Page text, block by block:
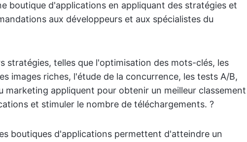
boutique d'applications en appliquant des stratégies et
aux développeurs et aux spécialistes du
stratégies, telles que l'optimisation des mots-clés, les
images riches, l'étude de la concurrence, les tests A/B,
marketing appliquent pour obtenir un meilleur classement
et stimuler le nombre de téléchargements. ?
boutiques d'applications permettent d'atteindre un